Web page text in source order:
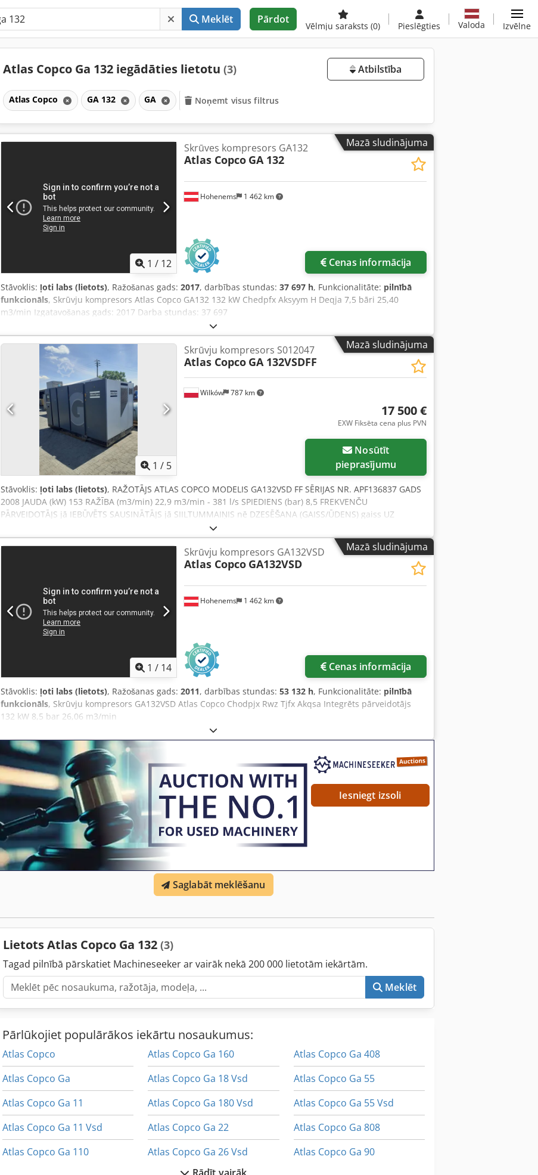
Meklēt Pārdot
Vēlmju saraksts (0) Pieslēgties Valoda Izvēlne
Atlas Copco Ga 132 iegādāties lietotu (3) Atbilstība
Atlas Copco GA 132 GA Noņemt visus filtrus
Mazā sludinājuma
1 / 12
Hohenems 1 462 km
Skrūves kompresors GA132
Atlas Copco GA 132
Cenas informācija
Stāvoklis: ļoti labs (lietots), Ražošanas gads: 2017, darbības stundas: 37 697 h, Funkcionalitāte: pilnībā
funkcionāls, Skrūvju kompresors Atlas Copco GA132 132 kW Chedpfx Aksyym H Deqja 7,5 bāri 25,40
m3/min Izgatavošanas gads: 2017 Darba stundas: 37 697
Mazā sludinājuma
1 / 5
Wilków 787 km
Skrūvju kompresors S012047
Atlas Copco GA 132VSDFF
17 500 €
EXW Fiksēta cena plus PVN
pieprasījumu
Stāvoklis: ļoti labs (lietots), RAŽOTĀJS ATLAS COPCO MODELIS GA132VSD FF SĒRIJAS NR. APF136837 GADS
2008 JAUDA (kW) 153 RAŽĪBA (m3/min) 22,9 m3/min - 381 l/s SPIEDIENS (bar) 8,5 FREKVENČU
PĀRVEIDOTĀJS jā IEBŪVĒTS SAUSINĀTĀJS jā SIILTUMMAIŅIS nē DZESĒŠANA (GAISS/ŪDENS) gaiss UZ
TVERTNES nē DOKUMENTI nē SAVIENOTĀJS 2 JAUNS/LIETOTS LIETOTS Codpfx Akextblxjqsha
Mazā sludinājuma
1 / 14
Hohenems 1 462 km
Skrūvju kompresors GA132VSD
Atlas Copco GA132VSD
Cenas informācija
Stāvoklis: ļoti labs (lietots), Ražošanas gads: 2011, darbības stundas: 53 132 h, Funkcionalitāte: pilnībā
funkcionāls, Skrūvju kompresors GA132VSD Atlas Copco Chodpjx Rwz Tjfx Akqsa Integrēts pārveidotājs
132 kW 8,5 bar 26,06 m3/min
Iesniegt izsoli
Saglabāt meklēšanu
Lietots Atlas Copco Ga 132 (3)
Tagad pilnībā pārskatiet Machineseeker ar vairāk nekā 200 000 lietotām iekārtām.
Meklēt
Pārlūkojiet populārākos iekārtu nosaukumus:
Atlas Copco
Atlas Copco Ga
Atlas Copco Ga 11
Atlas Copco Ga 11 Vsd
Atlas Copco Ga 110
Atlas Copco Ga 160
Atlas Copco Ga 18 Vsd
Atlas Copco Ga 180 Vsd
Atlas Copco Ga 22
Atlas Copco Ga 26 Vsd
Atlas Copco Ga 408
Atlas Copco Ga 55
Atlas Copco Ga 55 Vsd
Atlas Copco Ga 808
Atlas Copco Ga 90